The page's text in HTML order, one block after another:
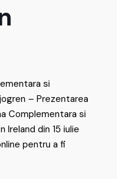
si
– Prezentarea
Complementara si
Ireland din 15 iulie
pentru a fi